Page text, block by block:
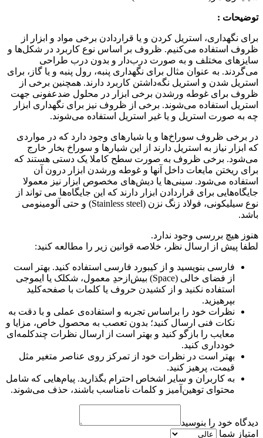
توضیحات :
برای نگهداری، استریل کردن و یا قراردادن برخی مواد و ابزار از
ظروف استفاده می‌کنیم. ظروف بر اساس نوع کاربرد در شکل‌ها و
سایزهای مختلف و به صورت درب‌دار و بدون‌ درب طراحی
می‌گردند. به عنوان مثال برای نگهداری پنبه، رول پنبه و یا گاز، برای
استریل شدن و استریل نگه‌داشتن کاربرد دارند. همچنین برخی از
ظروف برای غوطه ورشدن برخی ابزار در محلول ضدعفونی جهت
استریل استفاده می‌شوند. برخی از ظروف نیز برای نگهداری ابزار
چه به صورت استریل و یا غیر استریل استفاده می‌شوند.
در برخی ظروف سوراخ‌ها و یا شیارهای وجود دارد که در مواردی
که ابزار نیاز به استریل دارند از این شیارها و سوراخ بخار خارج
می‌شود. برخی ظروف به صورت سطح کاملا یک دستی هستند که
برای ریختن مایعات داخل آنها و غوطه ورشدن ابزار درون آن
استفاده می‌شود. سینی‌ها یا دیش‌های مخصوص ابزار نیز معمولا
جایگاه‌هایی برای قراردادن ابزار دارند که این جایگاه‌ها می تواند از
نوع سیلیکونی، فولاد زنگ نزن (Stainless steel) و حتی آلومینومی
باشد.
هنوز هیچ بررسی وجود ندارد.
لطفا پیش از ارسال نظر، خلاصه قوانین زیر را مطالعه کنید:
فارسی بنویسید و از کیبورد فارسی استفاده کنید. بهتر است
از فضای خالی (Space) بیش‌از‌حدِ معمول، شکلک یا ایموجی
استفاده نکنید و از کشیدن حروف یا کلمات با صفحه‌کلید
بپرهیزید.
نظرات خود را براساس تجربه و استفاده‌ی عملی و با دقت به
نکات فنی ارسال کنید؛ بدون تعصب به محصول خاص، مزایا و
معایب را بازگو کنید و بهتر است از ارسال نظرات چندکلمه‌‌ای
خودداری کنید.
بهتر است در نظرات خود از تمرکز روی عناصر متغیر مثل
قیمت، پرهیز کنید.
به کاربران و سایر اشخاص احترام بگذارید. پیام‌هایی که شامل
محتوای توهین‌آمیز و کلمات نامناسب باشند، حذف می‌شوند.
دیدگاه خود را بنوسید
امتیاز شما